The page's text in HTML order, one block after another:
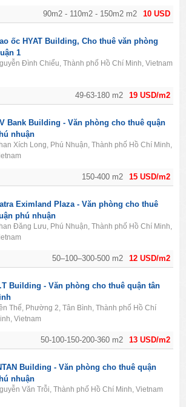
10 USD
90m2 - 110m2 - 150m2 m2
19 USD/m2
49-63-180 m2
ốc HYAT Building, Cho thuê văn phòng
1
Đình Chiểu, Thành phố Hồ Chí Minh, Vietnam
15 USD/m2
150-400 m2
Bank Building - Văn phòng cho thuê quận
nhuận
Xích Long, Phú Nhuận, Thành phố Hồ Chí Minh,
12 USD/m2
50–100–300-500 m2
Eximland Plaza - Văn phòng cho thuê
phú nhuận
Đăng Lưu, Phú Nhuận, Thành phố Hồ Chí Minh,
13 USD/m2
50-100-150-200-360 m2
Building - Văn phòng cho thuê quận tân
Thế, Phường 2, Tân Bình, Thành phố Hồ Chí
Vietnam
Building - Văn phòng cho thuê quận
nhuận
Văn Trỗi, Thành phố Hồ Chí Minh, Vietnam